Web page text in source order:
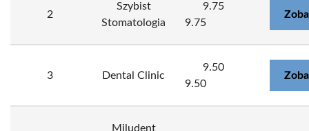
2
Szybist
Stomatologia
9.75
9.75
3 Dental Clinic
9.50
9.50
Miludent